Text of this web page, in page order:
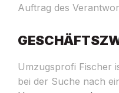
Auftrag des
Umzugsprofi Fischer
bei der Suche nach